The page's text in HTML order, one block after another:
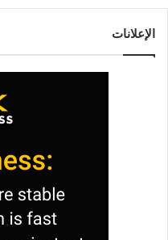
الإعلانات